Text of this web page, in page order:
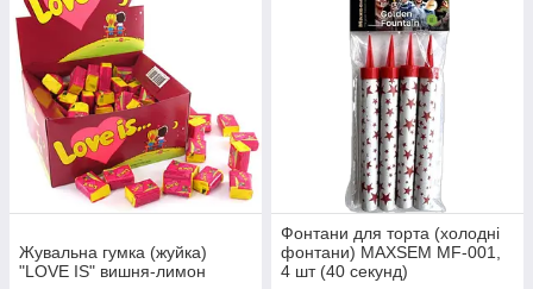
Жувальна гумка (жуйка)
"LOVE IS" вишня-лимон
Фонтани для торта (холодні
фонтани) MAXSEM MF-001,
4 шт (40 секунд)